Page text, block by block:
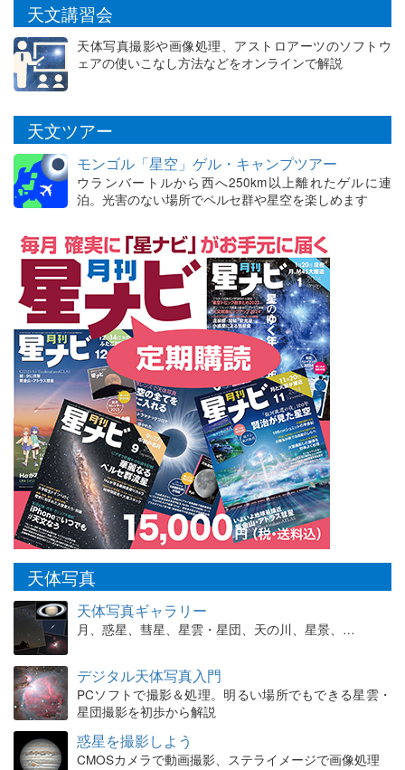
天文講習会
天体写真撮影や画像処理、アストロアーツのソフトウ
ェアの使いこなし方法などをオンラインで解説
天文ツアー
モンゴル「星空」ゲル・キャンプツアー
ウランバートルから西へ250km以上離れたゲルに連
泊。光害のない場所でペルセ群や星空を楽しめます
天体写真
天体写真ギャラリー
月、惑星、彗星、星雲・星団、天の川、星景、…
デジタル天体写真入門
PCソフトで撮影＆処理。明るい場所でもできる星雲・
星団撮影を初歩から解説
惑星を撮影しよう
CMOSカメラで動画撮影、ステライメージで画像処理